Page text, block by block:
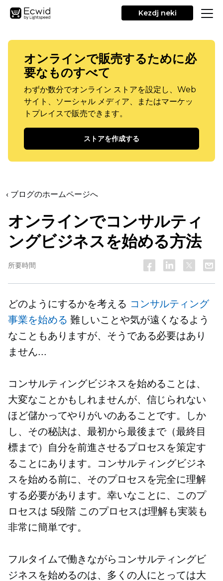
Kezdj neki
オンラインで販売するために必
要なものすべて
わずか数分でオンライン ストアを設定し、Web
サイト、ソーシャル メディア、またはマーケッ
トプレイスで販売できます。
ストアを作成する
‹ ブログのホームページへ
オンラインでコンサルティ
ングビジネスを始める方法
所要時間
どのようにするかを考える コンサルティング
事業を始める 難しいことや気が遠くなるよう
なこともありますが、そうである必要はあり
ません...
コンサルティングビジネスを始めることは、
大変なことかもしれませんが、信じられない
ほど儲かってやりがいのあることです。しか
し、その秘訣は、最初から最後まで（最終目
標まで）自分を前進させるプロセスを策定す
ることにあります。コンサルティングビジネ
スを始める前に、そのプロセスを完全に理解
する必要があります。幸いなことに、このプ
ロセスは 5段階 このプロセスは理解も実装も
非常に簡単です。
フルタイムで働きながらコンサルティングビ
ジネスを始めるのは、多くの人にとっては大